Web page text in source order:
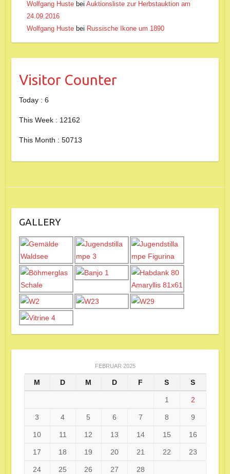
Wolfgang Hustebei Auktionsliste zur Herbstauktion am
24.09.2016
Wolfgang Hustebei Russische Ikone um 1890
Visitor Counter
Today : 6
This Week : 12162
This Month : 50713
GALLERY
FEBRUAR 2025
M D M D F S S
1 2
3 4 5 6 7 8 9
10 11 12 13 14 15 16
17 18 19 20 21 22 23
24 25 26 27 28